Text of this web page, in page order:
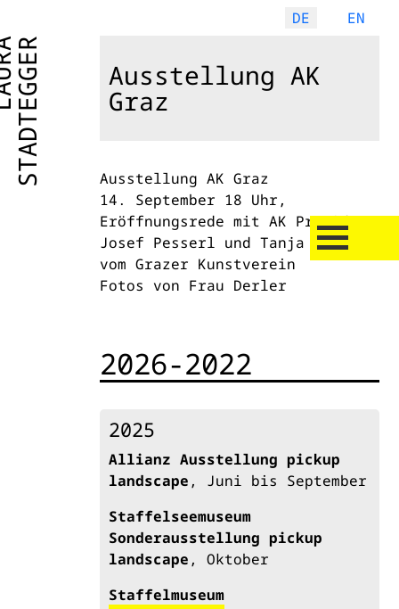
DE EN
LAURA
STADTEGGER Ausstellung AK
Graz
Ausstellung AK Graz
14. September 18 Uhr,
Eröffnungsrede mit AK Präsident
Josef Pesserl und Tanja Gurke
vom Grazer Kunstverein
Fotos von Frau Derler
2026-2022
2025
Allianz Ausstellung pickup
landscape , Juni bis September
Staffelseemuseum
Sonderausstellung pickup
landscape , Oktober
Staffelmuseum